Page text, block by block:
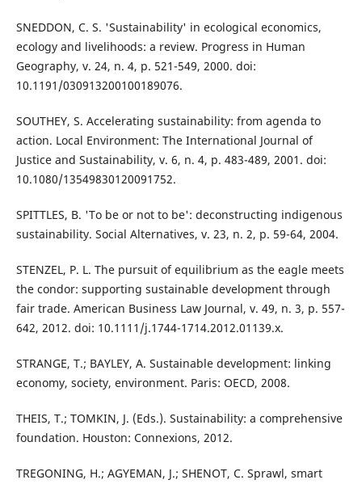
SNEDDON, C. S. 'Sustainability' in ecological economics,
ecology and livelihoods: a review. Progress in Human
Geography, v. 24, n. 4, p. 521-549, 2000. doi:
10.1191/030913200100189076.
SOUTHEY, S. Accelerating sustainability: from agenda to
action. Local Environment: The International Journal of
Justice and Sustainability, v. 6, n. 4, p. 483-489, 2001. doi:
10.1080/13549830120091752.
SPITTLES, B. 'To be or not to be': deconstructing indigenous
sustainability. Social Alternatives, v. 23, n. 2, p. 59-64, 2004.
STENZEL, P. L. The pursuit of equilibrium as the eagle meets
the condor: supporting sustainable development through
fair trade. American Business Law Journal, v. 49, n. 3, p. 557-
642, 2012. doi: 10.1111/j.1744-1714.2012.01139.x.
STRANGE, T.; BAYLEY, A. Sustainable development: linking
economy, society, environment. Paris: OECD, 2008.
THEIS, T.; TOMKIN, J. (Eds.). Sustainability: a comprehensive
foundation. Houston: Connexions, 2012.
TREGONING, H.; AGYEMAN, J.; SHENOT, C. Sprawl, smart